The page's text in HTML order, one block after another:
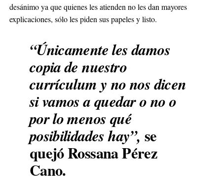
desánimo ya que quienes les atienden no les dan mayores
explicaciones, sólo les piden sus papeles y listo.
“Únicamente les damos
copia de nuestro
currículum y no nos dicen
si vamos a quedar o no o
por lo menos qué
posibilidades hay”, se
quejó Rossana Pérez
Cano.